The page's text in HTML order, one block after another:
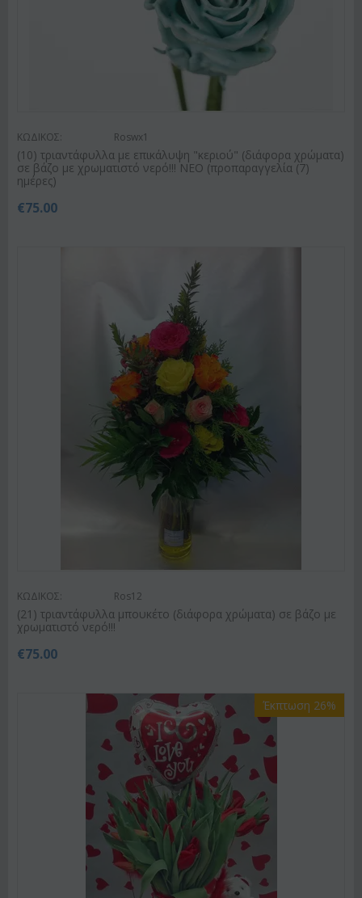
ΚΩΔΙΚΟΣ: Roswx1
(10) τριαντάφυλλα με επικάλυψη "κεριού" (διάφορα χρώματα)
σε βάζο με χρωματιστό νερό!!! ΝΕΟ (προπαραγγελία (7)
ημέρες)
€75.00
ΚΩΔΙΚΟΣ: Ros12
(21) τριαντάφυλλα μπουκέτο (διάφορα χρώματα) σε βάζο με
χρωματιστό νερό!!!
€75.00
Έκπτωση 26%